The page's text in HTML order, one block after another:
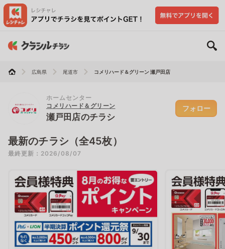
広島県 尾道市 コメリハード＆グリーン 瀬戸田店
ホームセンター
コメリハード＆グリーン
瀬戸田店のチラシ
フォロー
最新のチラシ（全45枚）
最終更新：2026/08/07